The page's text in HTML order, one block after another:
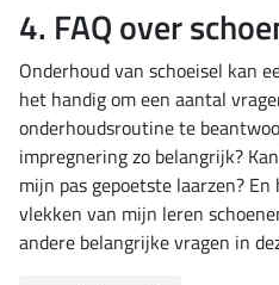
4. FAQ over
Onderhoud van schoeisel kan
het handig om een aantal
onderhoudsroutine te
impregnering zo belangrijk?
mijn pas gepoetste laarzen?
vlekken van mijn leren
andere belangrijke vragen in